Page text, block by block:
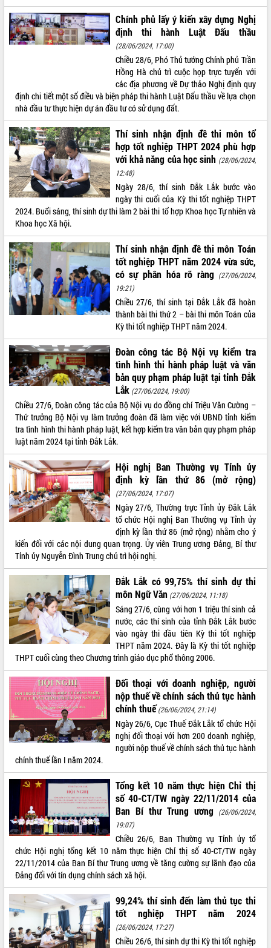
trường Nguyễn Hoàng Hiệp khảo sát
vùng trồng và doanh nghiệp đóng gói
sầu riêng tại Đắk Lắk
Trình diễn nghệ thuật chế biến các
Đắk Lắk công bố Quy hoạch và xúc
Ngành cá ngừ Đắk Lắk chủ động thích
ứng để giữ vững thị trường xuất khẩu
Diễn đàn Kinh tế tư nhân Việt Nam đột
phá cơ chế - Hợp tác công tư
Đề án 06 tạo bước ngoặt đột phá trong
cải cách hành chính tỉnh Đắk Lắk
Kết nối tour, đẩy mạnh chuyển đổi số
để phát triển du lịch Đắk Lắk
Khởi động Dự án Đầu tư xây dựng hạ
tầng kỹ thuật Cụm công nghiệp Tân
Tiến
Gặp mặt các cơ quan báo chí nhân Kỷ
niệm 101 năm Ngày Báo chí Cách
mạng Việt Nam
Đắk Lắk sơ kết 4 năm triển khai thực
hiện Đề án 06 của Chính phủ
Họp báo thông tin về Hội nghị Công bố
Quy hoạch và Xúc tiến đầu tư tỉnh Đắk
Lắk
Khơi thông điểm nghẽn, đẩy nhanh
giải ngân vốn khắc phục thiên tai
HĐND tỉnh thông qua điều chỉnh Quy
Hội thảo góp ý hồ sơ điều chỉnh quy
hoạch tỉnh Đắk Lắk thời kỳ 2021-2030,
tầm nhìn đến năm 2050
Nâng cao hiệu quả hoạt động của các
doanh nghiệp nhà nước
Hội nghị triển khai kết nối mạng
truyền số liệu chuyên dùng phục vụ cơ
quan Đảng, Nhà nước
Lễ phát động chuỗi hoạt động chung
Xã Ea Kar bước chuyển mình trong
công tác cải cách hành chính mô hình
mới
UBND tỉnh họp báo định kỳ tháng 4
năm 2026
Hội thảo khoa học “Giải pháp thúc đẩy
phát triển nền kinh tế xanh tại tỉnh
Đắk Lắk”
Tăng cường giám sát, đôn đốc thực
hiện nhiệm vụ quản lý tài sản công
hàng tuần
Tháo gỡ những vướng mắc, đẩy mạnh
công tác cải cách thủ tục hành chính
tại Trung tâm Phục vụ hành chính
công tỉnh
Đắk Lắk: Tôn vinh 46 giải pháp tại Hội
Đắk Lắk rà soát, điều chỉnh Đề án 190
về phát triển nuôi trồng thủy sản
Phó Chủ tịch UBND tỉnh Đắk Lắk
Trương Công Thái kiểm tra thực địa
Dự án cao tốc Khánh Hòa - Buôn Ma
Thuột
Định vị cà phê Việt Nam như một “di
sản sống” trong dòng chảy toàn cầu
Xây dựng nông thôn mới: Nâng cao đời
sống người dân từ những mô hình thiết
thực
Quyết liệt tháo gỡ vướng mắc, đẩy
nhanh tiến độ các dự án trọng điểm
trong Khu kinh tế Nam Phú Yên
Chính phủ lấy ý kiến xây dựng Nghị
định thi hành Luật Đấu thầu
(28/06/2024, 17:00)
Chiều 28/6, Phó Thủ tướng Chính phủ Trần
Hồng Hà chủ trì cuộc họp trực tuyến với
các địa phương về Dự thảo Nghị định quy
định chi tiết một số điều và biện pháp thi hành Luật Đấu thầu về lựa chọn
nhà đầu tư thực hiện dự án đầu tư có sử dụng đất.
Thí sinh nhận định đề thi môn tổ
hợp tốt nghiệp THPT 2024 phù hợp
với khả năng của học sinh (28/06/2024,
12:48)
Ngày 28/6, thí sinh Đắk Lắk bước vào
ngày thi cuối của Kỳ thi tốt nghiệp THPT
2024. Buổi sáng, thí sinh dự thi làm 2 bài thi tổ hợp Khoa học Tự nhiên và
Khoa học Xã hội.
Thí sinh nhận định đề thi môn Toán
tốt nghiệp THPT năm 2024 vừa sức,
có sự phân hóa rõ ràng (27/06/2024,
19:21)
Chiều 27/6, thí sinh tại Đắk Lắk đã hoàn
thành bài thi thứ 2 – bài thi môn Toán của
Kỳ thi tốt nghiệp THPT năm 2024.
Đoàn công tác Bộ Nội vụ kiểm tra
tình hình thi hành pháp luật và văn
bản quy phạm pháp luật tại tỉnh Đắk
Lắk (27/06/2024, 19:00)
Chiều 27/6, Đoàn công tác của Bộ Nội vụ do đồng chí Triệu Văn Cường –
Thứ trưởng Bộ Nội vụ làm trưởng đoàn đã làm việc với UBND tỉnh kiểm
tra tình hình thi hành pháp luật, kết hợp kiểm tra văn bản quy phạm pháp
luật năm 2024 tại tỉnh Đắk Lắk.
Hội nghị Ban Thường vụ Tỉnh ủy
định kỳ lần thứ 86 (mở rộng)
(27/06/2024, 17:07)
Ngày 27/6, Thường trực Tỉnh ủy Đắk Lắk
tổ chức Hội nghị Ban Thường vụ Tỉnh ủy
định kỳ lần thứ 86 (mở rộng) nhằm cho ý
kiến đối với các nội dung quan trọng. Ủy viên Trung ương Đảng, Bí thư
Tỉnh ủy Nguyễn Đình Trung chủ trì hội nghị.
Đắk Lắk có 99,75% thí sinh dự thi
môn Ngữ Văn (27/06/2024, 11:18)
Sáng 27/6, cùng với hơn 1 triệu thí sinh cả
nước, các thí sinh của tỉnh Đắk Lắk bước
vào ngày thi đầu tiên Kỳ thi tốt nghiệp
THPT năm 2024. Đây là Kỳ thi tốt nghiệp
THPT cuối cùng theo Chương trình giáo dục phổ thông 2006.
Đối thoại với doanh nghiệp, người
nộp thuế về chính sách thủ tục hành
chính thuế (26/06/2024, 21:14)
Ngày 26/6, Cục Thuế Đắk Lắk tổ chức Hội
nghị đối thoại với hơn 200 doanh nghiệp,
người nộp thuế về chính sách thủ tục hành
chính thuế lần I năm 2024.
Tổng kết 10 năm thực hiện Chỉ thị
số 40-CT/TW ngày 22/11/2014 của
Ban Bí thư Trung ương
(26/06/2024,
19:07)
Chiều 26/6, Ban Thường vụ Tỉnh ủy tổ
chức Hội nghị tổng kết 10 năm thực hiện Chỉ thị số 40-CT/TW ngày
22/11/2014 của Ban Bí thư Trung ương về tăng cường sự lãnh đạo của
Đảng đối với tín dụng chính sách xã hội.
99,24% thí sinh đến làm thủ tục thi
tốt nghiệp THPT năm 2024
(26/06/2024, 17:27)
Chiều 26/6, thí sinh dự thi Kỳ thi tốt nghiệp